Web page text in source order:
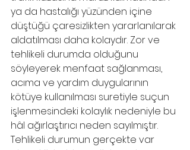
ya da hastalığı yüzünden içine
düştüğü çaresizlikten yararlanılarak
aldatılması daha kolaydır. Zor ve
tehlikeli durumda olduğunu
söyleyerek menfaat sağlanması,
acıma ve yardım duygularının
kötüye kullanılması suretiyle suçun
işlenmesindeki kolaylık nedeniyle bu
hâl ağırlaştırıcı neden sayılmıştır.
Tehlikeli durumun gerçekte var